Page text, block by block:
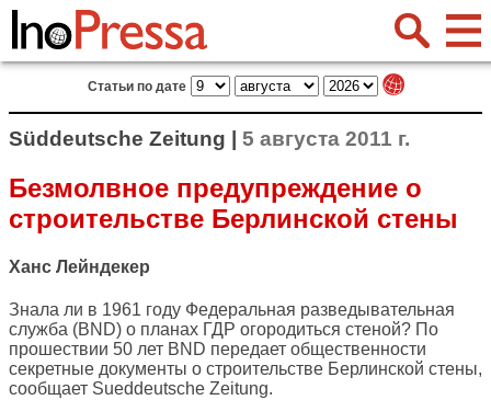
Статьи по дате
Süddeutsche Zeitung | 5 августа 2011 г.
Безмолвное предупреждение о
строительстве Берлинской стены
Ханс Лейндекер
Знала ли в 1961 году Федеральная разведывательная
служба (BND) о планах ГДР огородиться стеной? По
прошествии 50 лет BND передает общественности
секретные документы о строительстве Берлинской стены,
сообщает Sueddeutsche Zeitung.